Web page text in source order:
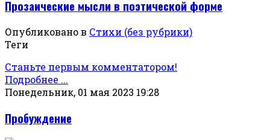
Прозаические мысли в поэтической форме
Опубликовано в Стихи (без рубрики)
Теги
Станьте первым комментатором!
Подробнее ...
Понедельник, 01 мая 2023 19:28
Пробуждение